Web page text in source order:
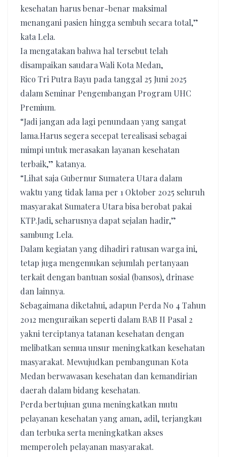
kesehatan harus benar-benar maksimal
menangani pasien hingga sembuh secara total,”
kata Lela.
Ia mengatakan bahwa hal tersebut telah
disampaikan saudara Wali Kota Medan,
Rico Tri Putra Bayu pada tanggal 25 Juni 2025
dalam Seminar Pengembangan Program UHC
Premium.
“Jadi jangan ada lagi penundaan yang sangat
lama.Harus segera secepat terealisasi sebagai
mimpi untuk merasakan layanan kesehatan
terbaik,” katanya.
“Lihat saja Gubernur Sumatera Utara dalam
waktu yang tidak lama per 1 Oktober 2025 seluruh
masyarakat Sumatera Utara bisa berobat pakai
KTP.Jadi, seharusnya dapat sejalan hadir,”
sambung Lela.
Dalam kegiatan yang dihadiri ratusan warga ini,
tetap juga mengemukan sejumlah pertanyaan
terkait dengan bantuan sosial (bansos), drinase
dan lainnya.
Sebagaimana diketahui, adapun Perda No 4 Tahun
2012 menguraikan seperti dalam BAB II Pasal 2
yakni terciptanya tatanan kesehatan dengan
melibatkan semua unsur meningkatkan kesehatan
masyarakat. Mewujudkan pembangunan Kota
Medan berwawasan kesehatan dan kemandirian
daerah dalam bidang kesehatan.
Perda bertujuan guna meningkatkan mutu
pelayanan kesehatan yang aman, adil, terjangkau
dan terbuka serta meningkatkan akses
memperoleh pelayanan masyarakat.